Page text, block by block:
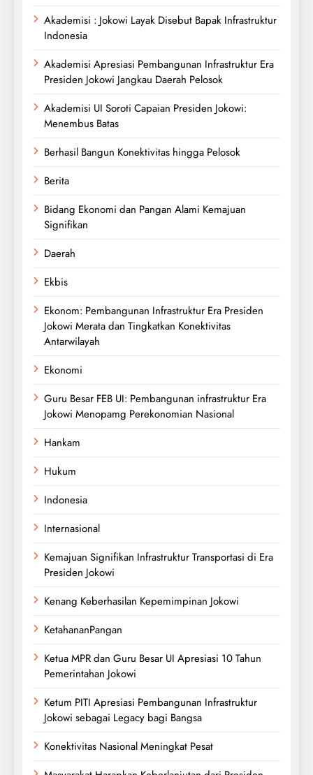
Akademisi : Jokowi Layak Disebut Bapak Infrastruktur
Indonesia
Akademisi Apresiasi Pembangunan Infrastruktur Era
Presiden Jokowi Jangkau Daerah Pelosok
Akademisi UI Soroti Capaian Presiden Jokowi:
Menembus Batas
Berhasil Bangun Konektivitas hingga Pelosok
Berita
Bidang Ekonomi dan Pangan Alami Kemajuan
Signifikan
Daerah
Ekbis
Ekonom: Pembangunan Infrastruktur Era Presiden
Jokowi Merata dan Tingkatkan Konektivitas
Antarwilayah
Ekonomi
Guru Besar FEB UI: Pembangunan infrastruktur Era
Jokowi Menopamg Perekonomian Nasional
Hankam
Hukum
Indonesia
Internasional
Kemajuan Signifikan Infrastruktur Transportasi di Era
Presiden Jokowi
Kenang Keberhasilan Kepemimpinan Jokowi
KetahananPangan
Ketua MPR dan Guru Besar UI Apresiasi 10 Tahun
Pemerintahan Jokowi
Ketum PITI Apresiasi Pembangunan Infrastruktur
Jokowi sebagai Legacy bagi Bangsa
Konektivitas Nasional Meningkat Pesat